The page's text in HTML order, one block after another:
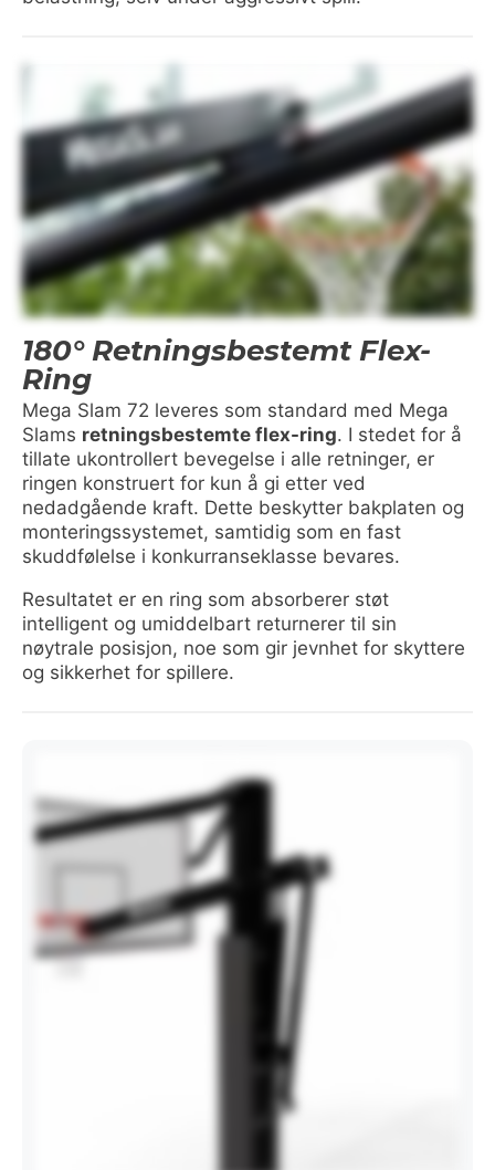
180° Retningsbestemt Flex-
Ring
Mega Slam 72 leveres som standard med Mega
Slams retningsbestemte flex-ring. I stedet for å
tillate ukontrollert bevegelse i alle retninger, er
ringen konstruert for kun å gi etter ved
nedadgående kraft. Dette beskytter bakplaten og
monteringssystemet, samtidig som en fast
skuddfølelse i konkurranseklasse bevares.
Resultatet er en ring som absorberer støt
intelligent og umiddelbart returnerer til sin
nøytrale posisjon, noe som gir jevnhet for skyttere
og sikkerhet for spillere.